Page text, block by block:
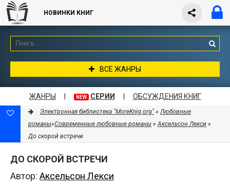
НОВИНКИ КНИГ
ВСЕ ЖАНРЫ
ЖАНРЫ NEW СЕРИИ ОБСУЖДЕНИЯ КНИГ
Электронная библиотека "MoreKnig.org" »Любовные
романы»Современные любовные романы »Аксельсон Лекси »
До скорой встречи
ДО СКОРОЙ ВСТРЕЧИ
Автор: Аксельсон Лекси